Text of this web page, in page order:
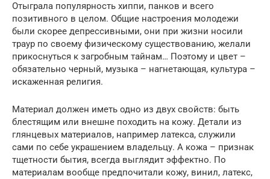
Отыграла популярность хиппи, панков и всего
позитивного в целом. Общие настроения молодежи
были скорее депрессивными, они при жизни носили
траур по своему физическому существованию, желали
прикоснуться к загробным тайнам… Поэтому и цвет –
обязательно черный, музыка – нагнетающая, культура –
искаженная религия.
Материал должен иметь одно из двух свойств: быть
блестящим или внешне походить на кожу. Детали из
глянцевых материалов, например латекса, служили
сами по себе украшением владельцу. А кожа – признак
тщетности бытия, всегда выглядит эффектно. По
материалам вообще предпочитали кожу, винил, латекс,